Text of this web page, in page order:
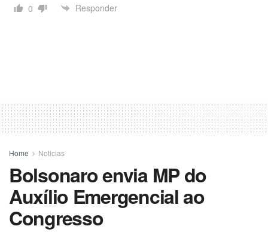
0
Responder
Home Noticias
Bolsonaro envia MP do
Auxílio Emergencial ao
Congresso